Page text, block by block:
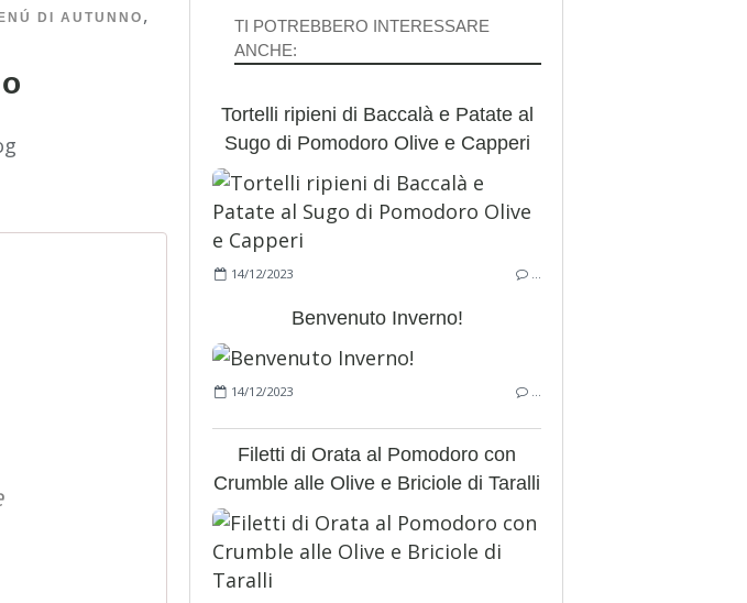
DI AUTUNNO ,
TI POTREBBERO INTERESSARE
ANCHE:
Tortelli ripieni di Baccalà e Patate al
Sugo di Pomodoro Olive e Capperi
14/12/2023
Benvenuto Inverno!
14/12/2023
Filetti di Orata al Pomodoro con
Crumble alle Olive e Briciole di Taralli